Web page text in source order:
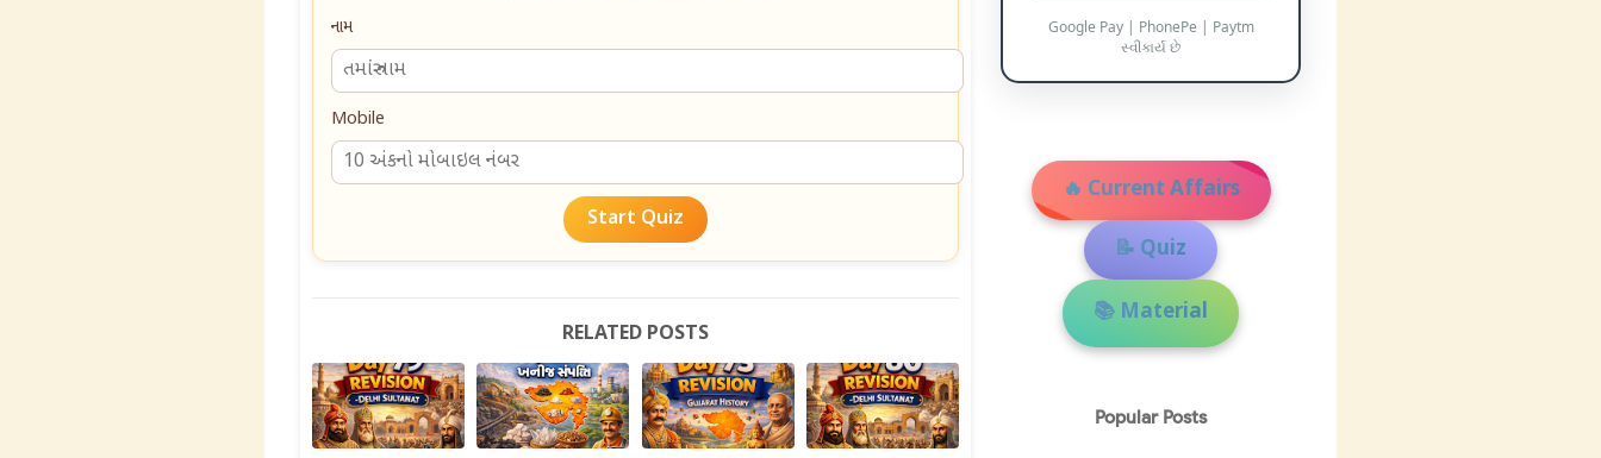
નામ
Mobile
Start Quiz
RELATED POSTS
Google Pay | PhonePe | Paytm
સ્વીકાર્ય છે
🔥 Current Affairs
📝 Quiz
📚 Material
Popular Posts